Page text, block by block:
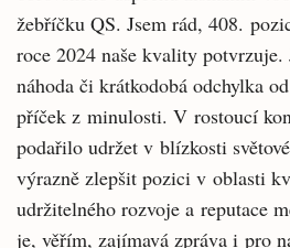
žebříčku QS. Jsem rád, 408.
roce 2024 naše kvality potvrzuje.
náhoda či krátkodobá odchylka
příček z minulosti. V rostoucí
podařilo udržet v blízkosti
výrazně zlepšit pozici v oblasti
udržitelného rozvoje a reputace
je, věřím, zajímavá zpráva i pro